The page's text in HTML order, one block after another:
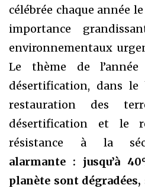
célébrée chaque année
importance
environnementaux
Le thème de
désertification, dans le
restauration des
désertification et le
résistance à la
alarmante : jusqu’à
planète sont